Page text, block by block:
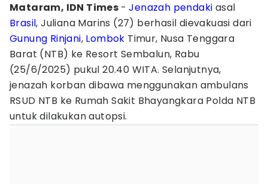
Mataram, IDN Times -Jenazah pendaki asal
Brasil, Juliana Marins (27) berhasil dievakuasi dari
Gunung Rinjani, Lombok Timur, Nusa Tenggara
Barat (NTB) ke Resort Sembalun, Rabu
(25/6/2025) pukul 20.40 WITA. Selanjutnya,
jenazah korban dibawa menggunakan ambulans
RSUD NTB ke Rumah Sakit Bhayangkara Polda NTB
untuk dilakukan autopsi.